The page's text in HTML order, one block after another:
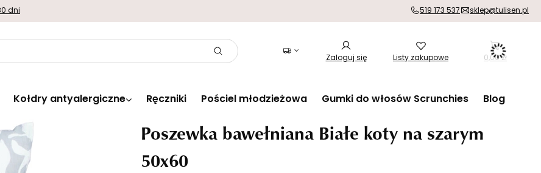
dni 519 173 537 sklep@tulisen.pl
Zaloguj się Listy zakupowe 0,00 zł
Kołdry antyalergiczne Ręczniki Pościel młodzieżowa Gumki do włosów Scrunchies Blog
Poszewka bawełniana Białe koty na szarym
50x60